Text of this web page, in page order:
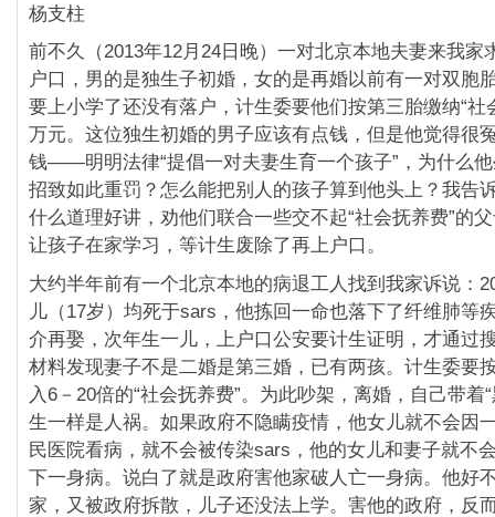
杨支柱
前不久（2013年12月24日晚）一对北京本地夫妻来我家
户口，男的是独生子初婚，女的是再婚以前有一对双胞
要上小学了还没有落户，计生委要他们按第三胎缴纳“社
万元。这位独生初婚的男子应该有点钱，但是他觉得很
钱——明明法律“提倡一对夫妻生育一个孩子”，为什么
招致如此重罚？怎么能把别人的孩子算到他头上？我告
什么道理好讲，劝他们联合一些交不起“社会抚养费”的
让孩子在家学习，等计生废除了再上户口。
大约半年前有一个北京本地的病退工人找到我家诉说：
儿（17岁）均死于sars，他拣回一命也落下了纤维肺等
介再娶，次年生一儿，上户口公安要计生证明，才通过
材料发现妻子不是二婚是第三婚，已有两孩。计生委要
入6－20倍的“社会抚养费”。为此吵架，离婚，自己带着
生一样是人祸。如果政府不隐瞒疫情，他女儿就不会因
民医院看病，就不会被传染sars，他的女儿和妻子就不
下一身病。说白了就是政府害他家破人亡一身病。他好
家，又被政府拆散，儿子还没法上学。害他的政府，反